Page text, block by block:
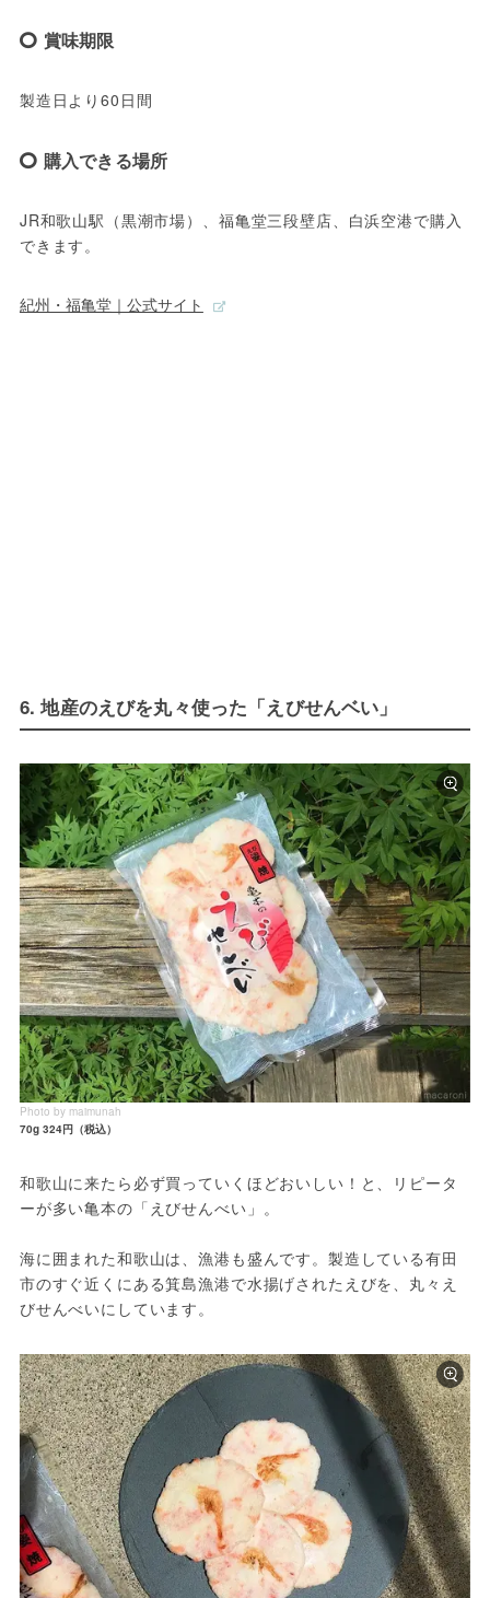
賞味期限
製造日より60日間
購入できる場所
JR和歌山駅（黒潮市場）、福亀堂三段壁店、白浜空港で購入
できます。
紀州・福亀堂｜公式サイト
6. 地産のえびを丸々使った「えびせんベい」
Photo by maimunah
70g 324円（税込）
和歌山に来たら必ず買っていくほどおいしい！と、リピータ
ーが多い亀本の「えびせんべい」。
海に囲まれた和歌山は、漁港も盛んです。製造している有田
市のすぐ近くにある箕島漁港で水揚げされたえびを、丸々え
びせんべいにしています。